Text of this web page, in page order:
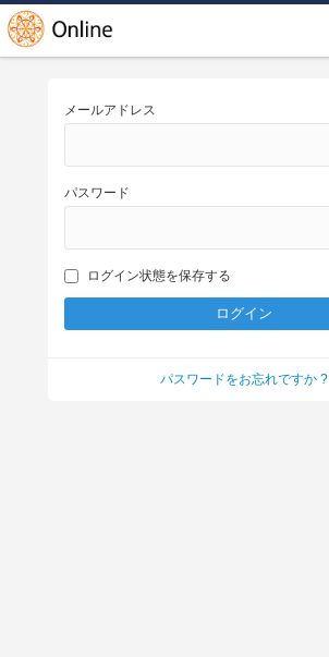
メールアドレス
パスワード
ログイン状態を保存する
パスワードをお忘れですか ?